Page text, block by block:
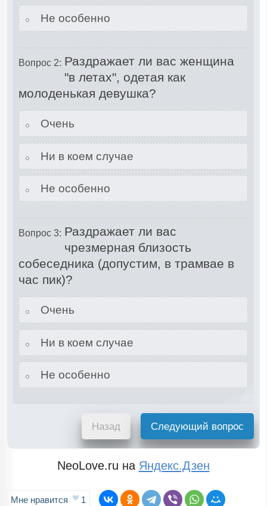
Не особенно
Вопрос 2: Раздражает ли вас женщина
"в летах", одетая как
молоденькая девушка?
Очень
Ни в коем случае
Не особенно
Вопрос 3: Раздражает ли вас
чрезмерная близость
собеседника (допустим, в трамвае в
час пик)?
Очень
Ни в коем случае
Не особенно
Назад Следующий вопрос
NeoLove.ru на Яндекс.Дзен
Мне нравится 1